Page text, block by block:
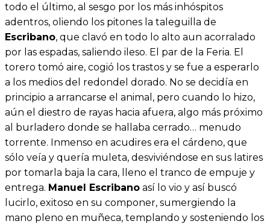
todo el último, al sesgo por los más inhóspitos
adentros, oliendo los pitones la taleguilla de
Escribano, que clavó en todo lo alto aun acorralado
por las espadas, saliendo ileso. El par de la Feria. El
torero tomó aire, cogió los trastos y se fue a esperarlo
a los medios del redondel dorado. No se decidía en
principio a arrancarse el animal, pero cuando lo hizo,
aún el diestro de rayas hacia afuera, algo más próximo
al burladero donde se hallaba cerrado… menudo
torrente. Inmenso en acudires era el cárdeno, que
sólo veía y quería muleta, desviviéndose en sus latires
por tomarla baja la cara, lleno el tranco de empuje y
entrega. Manuel Escribano así lo vio y así buscó
lucirlo, exitoso en su componer, sumergiendo la
mano pleno en muñeca, templando y sosteniendo los